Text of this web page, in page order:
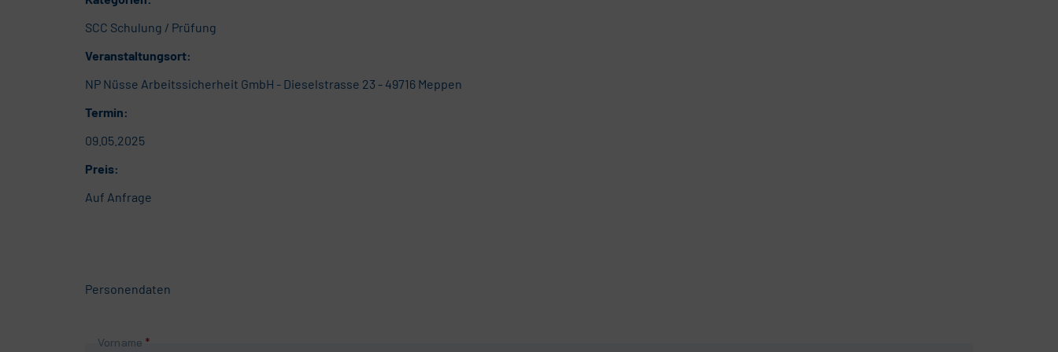
SCC Schulung / Prüfung
Veranstaltungsort:
NP Nüsse Arbeitssicherheit GmbH - Dieselstrasse 23 - 49716 Meppen
Termin:
09.05.2025
Preis:
Auf Anfrage
Personendaten
Pflichtfeld
Vorname *